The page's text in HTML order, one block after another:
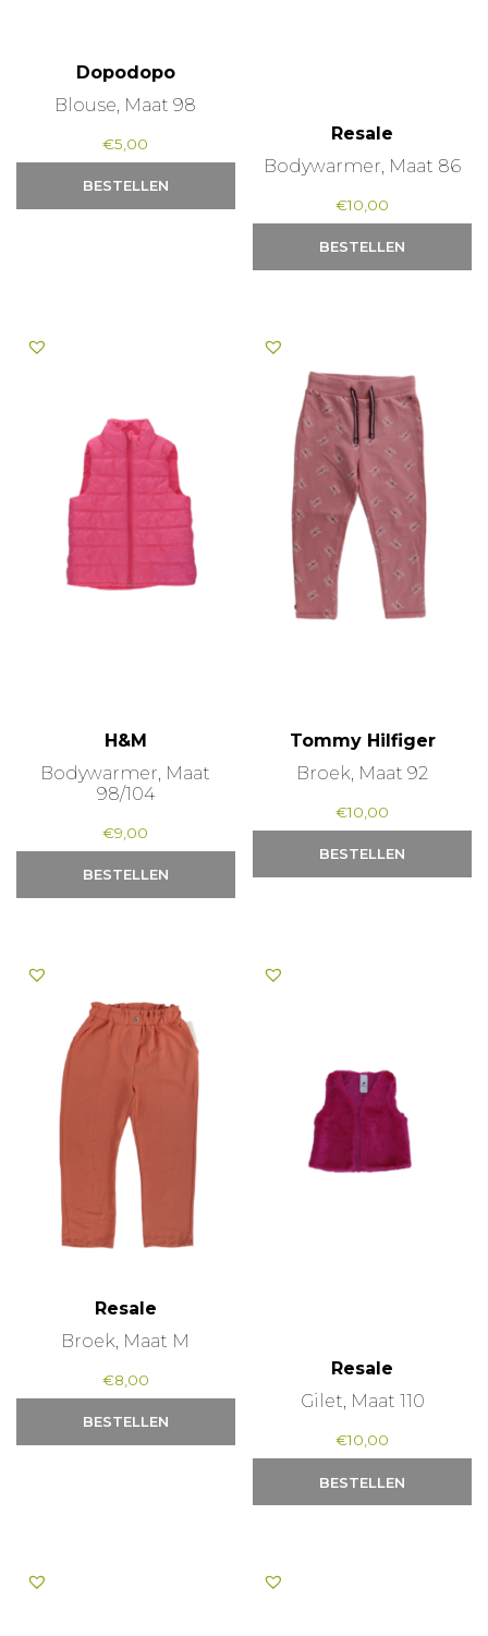
Dopodopo
Blouse, Maat 98
€5,00
BESTELLEN
Resale
Bodywarmer, Maat 86
€10,00
BESTELLEN
H&M
Bodywarmer, Maat
98/104
€9,00
BESTELLEN
Tommy Hilfiger
Broek, Maat 92
€10,00
BESTELLEN
Resale
Broek, Maat M
€8,00
BESTELLEN
Resale
Gilet, Maat 110
€10,00
BESTELLEN